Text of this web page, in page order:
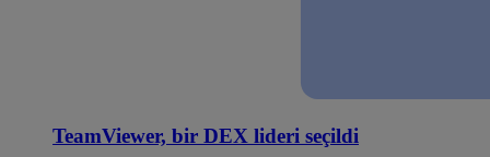
TeamViewer, bir DEX lideri seçildi